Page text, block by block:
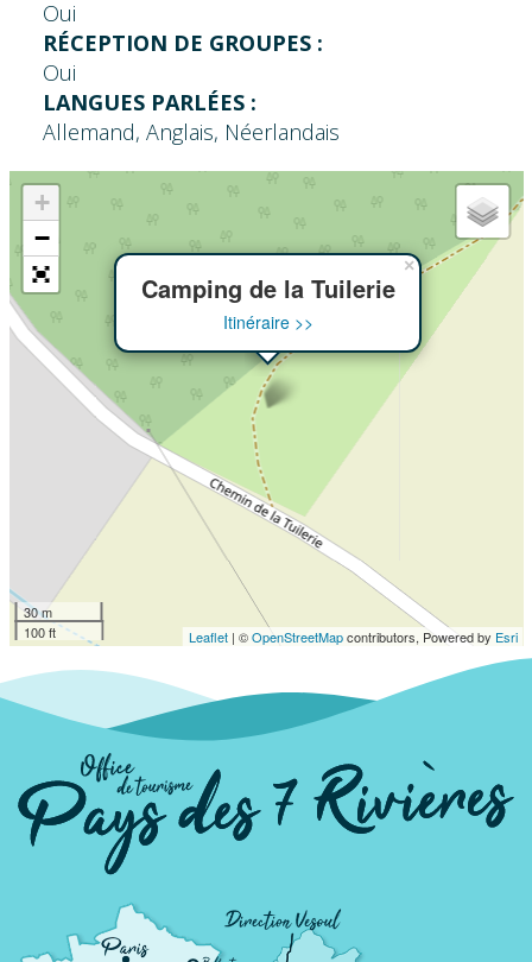
Oui
RÉCEPTION DE GROUPES :
Oui
LANGUES PARLÉES :
Allemand, Anglais, Néerlandais
Camping de la Tuilerie
Itinéraire >>
×
+
−
30 m
100 ft
Leaflet| ©OpenStreetMapcontributors, Powered by Esri